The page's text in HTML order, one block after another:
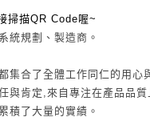
掃描QR Code喔~
統規劃、製造商。
集合了全體工作同仁的用心
與肯定,來自專注在產品品質
積了大量的實績。